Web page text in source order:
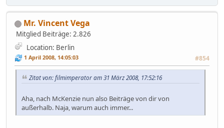
Mr. Vincent Vega
Mitglied Beiträge: 2.826
Location: Berlin
1 April 2008, 14:05:03 #854
Zitat von: filmimperator am 31 März 2008, 17:52:16
Aha, nach McKenzie nun also Beiträge von dir von
außerhalb. Naja, warum auch immer...